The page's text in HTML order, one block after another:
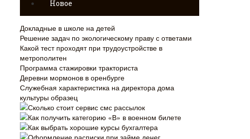
Новое
Докладные в школе на детей
Решение задач по экологическому праву с ответами
Какой тест проходят при трудоустройстве в
метрополитен
Программа стажировки тракториста
Деревни мормонов в оренбурге
Служебная характеристика на директора дома
культуры образец
Сколько стоит сервис смс рассылок
Как получить категорию «В» в военном билете
Как выбрать хорошие курсы бухгалтера
Оформление расписки при займе денег